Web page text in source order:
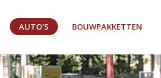
AUTO'S BOUWPAKKETTEN